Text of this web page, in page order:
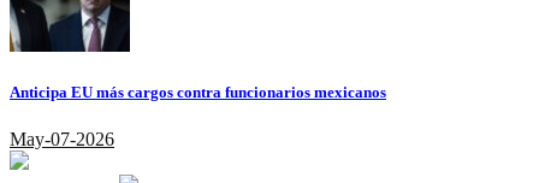
Anticipa EU más cargos contra funcionarios mexicanos
May-07-2026